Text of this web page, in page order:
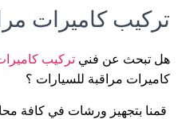
تركيب كاميرات
هل تبحث عن فني تركيب
كاميرات مراقبة للسيارات ؟
قمنا بتجهيز ورشات في كافة